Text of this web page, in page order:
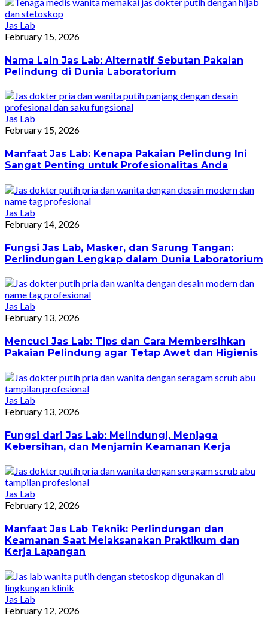
Jas Lab
February 15, 2026
Nama Lain Jas Lab: Alternatif Sebutan Pakaian
Pelindung di Dunia Laboratorium
Jas Lab
February 15, 2026
Manfaat Jas Lab: Kenapa Pakaian Pelindung Ini
Sangat Penting untuk Profesionalitas Anda
Jas Lab
February 14, 2026
Fungsi Jas Lab, Masker, dan Sarung Tangan:
Perlindungan Lengkap dalam Dunia Laboratorium
Jas Lab
February 13, 2026
Mencuci Jas Lab: Tips dan Cara Membersihkan
Pakaian Pelindung agar Tetap Awet dan Higienis
Jas Lab
February 13, 2026
Fungsi dari Jas Lab: Melindungi, Menjaga
Kebersihan, dan Menjamin Keamanan Kerja
Jas Lab
February 12, 2026
Manfaat Jas Lab Teknik: Perlindungan dan
Keamanan Saat Melaksanakan Praktikum dan
Kerja Lapangan
Jas Lab
February 12, 2026